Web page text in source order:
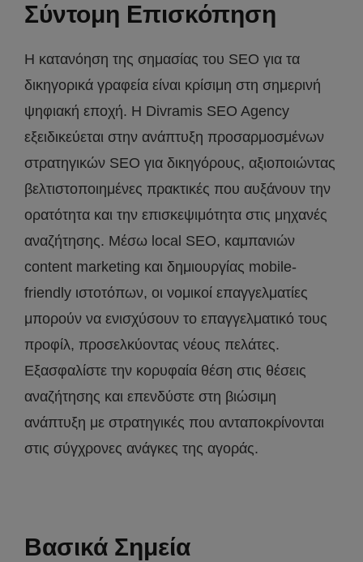
Σύντομη Επισκόπηση
H κατανόηση της σημασίας του SEO για τα
δικηγορικά γραφεία είναι κρίσιμη στη σημερινή
ψηφιακή εποχή. Η Divramis SEO Agency
εξειδικεύεται στην ανάπτυξη προσαρμοσμένων
στρατηγικών SEO για δικηγόρους, αξιοποιώντας
βελτιστοποιημένες πρακτικές που αυξάνουν την
ορατότητα και την επισκεψιμότητα στις μηχανές
αναζήτησης. Μέσω local SEO, καμπανιών
content marketing και δημιουργίας mobile-
friendly ιστοτόπων, οι νομικοί επαγγελματίες
μπορούν να ενισχύσουν το επαγγελματικό τους
προφίλ, προσελκύοντας νέους πελάτες.
Εξασφαλίστε την κορυφαία θέση στις θέσεις
αναζήτησης και επενδύστε στη βιώσιμη
ανάπτυξη με στρατηγικές που ανταποκρίνονται
στις σύγχρονες ανάγκες της αγοράς.
Βασικά Σημεία